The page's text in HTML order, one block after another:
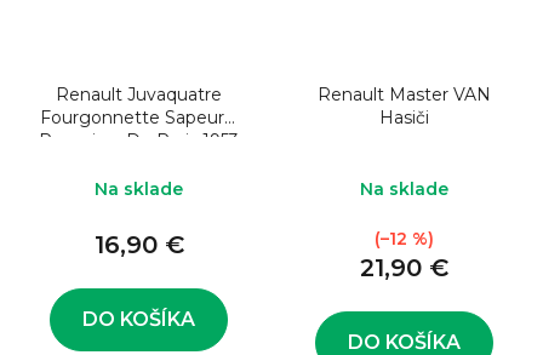
Renault Juvaquatre
Fourgonnette Sapeurs-
Pompiers De Paris 1953
Na sklade
16,90 €
DO KOŠÍKA
Renault Master VAN
Hasiči
Na sklade
21,90 €
(–12 %)
DO KOŠÍKA